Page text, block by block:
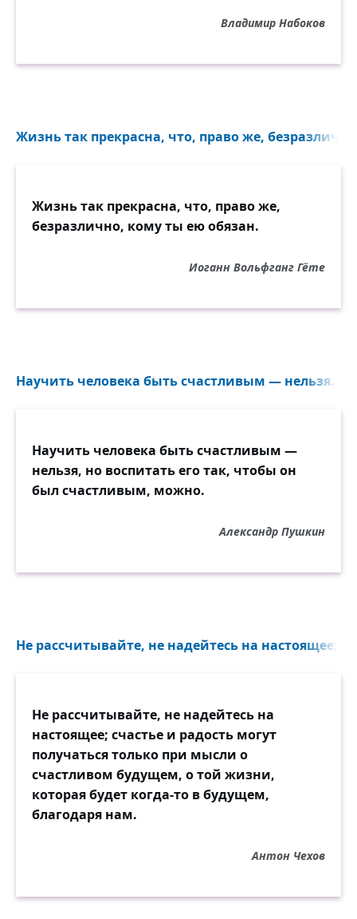
Владимир Набоков
Жизнь так прекрасна, что, право же,
Жизнь так прекрасна, что, право же,
безразлично, кому ты ею обязан.
Иоганн Вольфганг Гёте
Научить человека быть счастливым — нельзя...
Научить человека быть счастливым —
нельзя, но воспитать его так, чтобы он
был счастливым, можно.
Александр Пушкин
Не рассчитывайте, не надейтесь на настоящее;
Не рассчитывайте, не надейтесь на
настоящее; счастье и радость могут
получаться только при мысли о
счастливом будущем, о той жизни,
которая будет когда-то в будущем,
благодаря нам.
Антон Чехов